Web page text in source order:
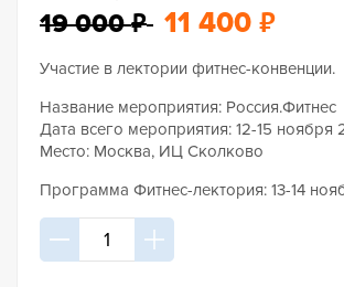
19 000₽ 11 400 ₽
Участие в лектории фитнес-конвенции.
Название мероприятия: Россия.Фитнес
Дата всего мероприятия: 12-15 ноября
Место: Москва, ИЦ Сколково
Программа Фитнес-лектория: 13-14